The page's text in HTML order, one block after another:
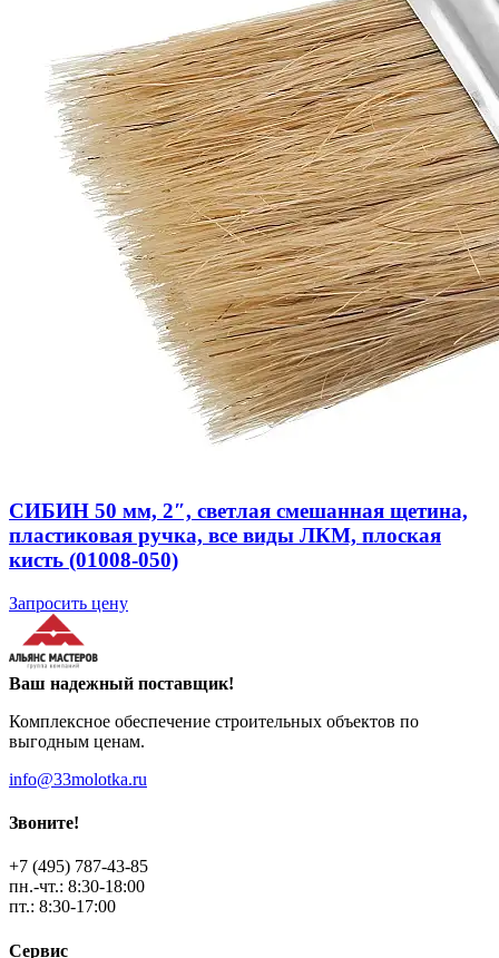
СИБИН 50 мм, 2″, светлая смешанная щетина,
пластиковая ручка, все виды ЛКМ, плоская
кисть (01008-050)
Запросить цену
Ваш надежный поставщик!
Комплексное обеспечение строительных объектов по
выгодным ценам.
info@33molotka.ru
Звоните!
+7 (495) 787-43-85
пн.-чт.: 8:30-18:00
пт.: 8:30-17:00
Сервис